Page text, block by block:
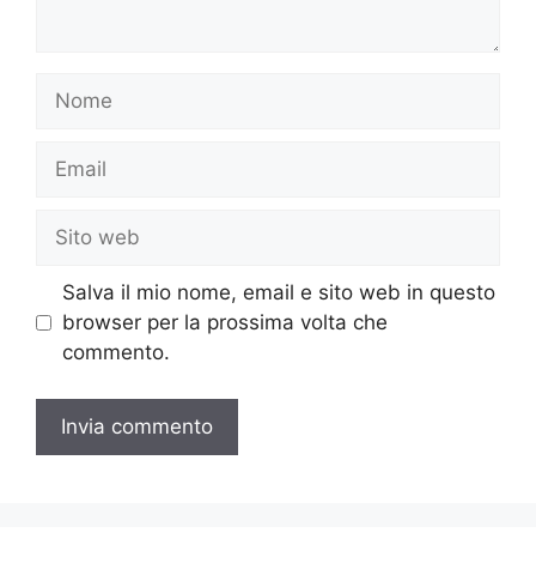
Nome
Email
Sito
web
Salva il mio nome, email e sito web in questo
browser per la prossima volta che
commento.